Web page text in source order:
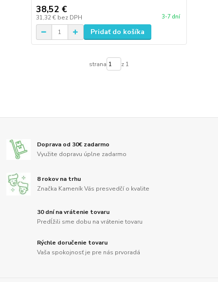
38,52 €
31,32 € bez DPH 3-7 dní
Pridať do košíka
strana z 1
Doprava od 30€ zadarmo
Využite dopravu úplne zadarmo
8 rokov na trhu
Značka Kameník Vás presvedčí o kvalite
30 dní na vrátenie tovaru
Predĺžili sme dobu na vrátenie tovaru
Rýchle doručenie tovaru
Vaša spokojnosť je pre nás prvoradá